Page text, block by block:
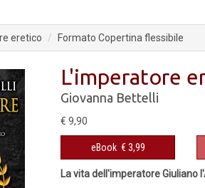
eretico Formato Copertina flessibile
L'imperatore
Giovanna Bettelli
€ 9,90
eBook € 3,99
La vita dell'imperatore Giuliano